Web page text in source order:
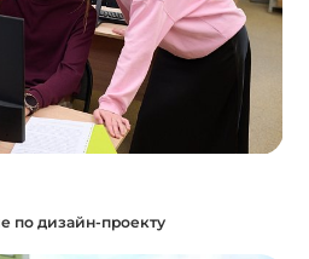
по дизайн-проекту